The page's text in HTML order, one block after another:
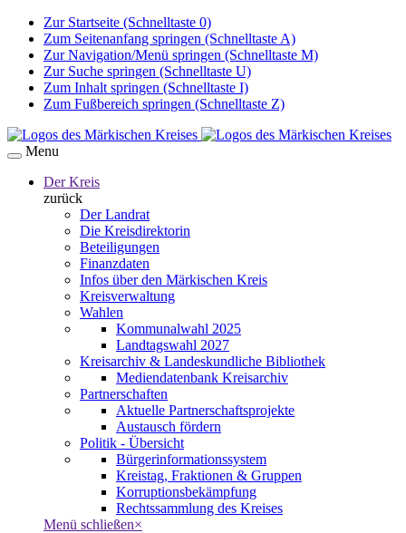
Zur Startseite (Schnelltaste 0)
Zum Seitenanfang springen (Schnelltaste A)
Zur Navigation/Menü springen (Schnelltaste M)
Zur Suche springen (Schnelltaste U)
Zum Inhalt springen (Schnelltaste I)
Zum Fußbereich springen (Schnelltaste Z)
Menu
Der Kreis
zurück
Der Landrat
Die Kreisdirektorin
Beteiligungen
Finanzdaten
Infos über den Märkischen Kreis
Kreisverwaltung
Wahlen
Kommunalwahl 2025
Landtagswahl 2027
Kreisarchiv & Landeskundliche Bibliothek
Mediendatenbank Kreisarchiv
Partnerschaften
Aktuelle Partnerschaftsprojekte
Austausch fördern
Politik - Übersicht
Bürgerinformationssystem
Kreistag, Fraktionen & Gruppen
Korruptionsbekämpfung
Rechtssammlung des Kreises
Menü schließen×